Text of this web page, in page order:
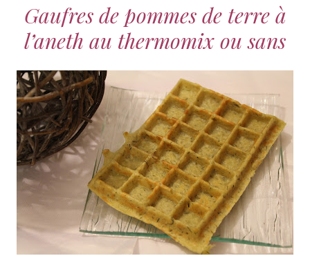
Gaufres de pommes de terre à
l’aneth au thermomix ou sans